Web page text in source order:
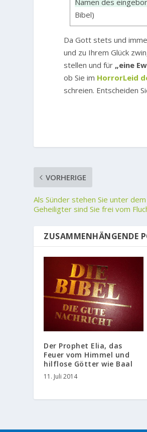
Bibel)
Da Gott stets und
und zu Ihrem Glück
stellen und für „eine
ob Sie im HorrorLeid
schreien. Entscheiden
VORHERIGE
Als Sünder stehen Sie unter dem
Geheiligter sind Sie frei vom
ZUSAMMENHÄNGENDE
Der Prophet Elia, das
Feuer vom Himmel und
hilflose Götter wie Baal
11. Juli 2014